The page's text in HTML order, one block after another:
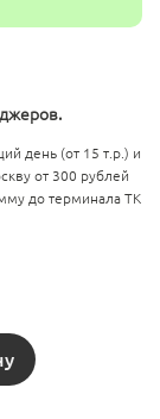
день (от 15 т.р.) и
от 300 рублей
до терминала ТК